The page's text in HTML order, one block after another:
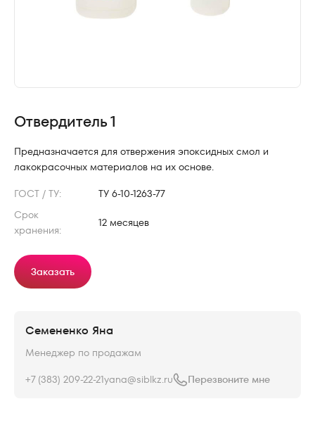
Отвердитель 1
Предназначается для отвержения эпоксидных смол и
лакокрасочных материалов на их основе.
ГОСТ / ТУ:
ТУ 6-10-1263-77
Срок
хранения:
12 месяцев
Заказать
Семененко Яна
Менеджер по продажам
+7 (383) 209-22-21yana@siblkz.ru Перезвоните мне